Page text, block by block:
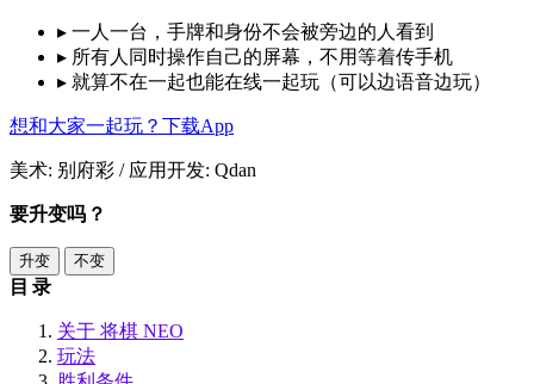
▸ 一人一台，手牌和身份不会被旁边的人看到
▸ 所有人同时操作自己的屏幕，不用等着传手机
▸ 就算不在一起也能在线一起玩（可以边语音边玩）
想和大家一起玩？下载App
美术: 别府彩 / 应用开发: Qdan
要升变吗？
升变 不变
目录
关于 将棋 NEO
玩法